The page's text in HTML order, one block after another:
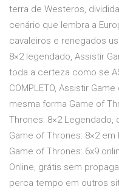
terra de Westeros,
cenário que lembra a
cavaleiros e renegados
8×2 legendado, Assistir
toda a certeza como se
COMPLETO, Assistir
mesma forma Game of
Thrones: 8×2
Game of Thrones: 8×2
Game of Thrones: 6x9
Online, grátis sem
perca tempo em outros